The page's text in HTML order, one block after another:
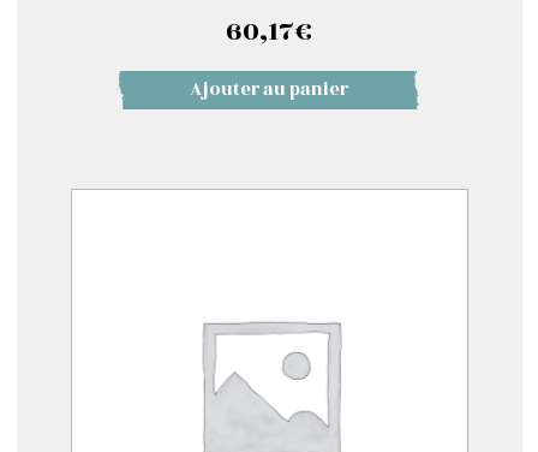
60,17€
Ajouter au panier